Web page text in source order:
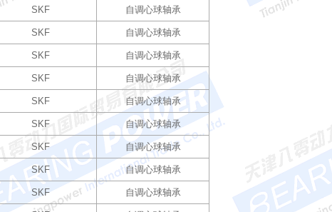
SKF 自调心球轴承
SKF 自调心球轴承
SKF 自调心球轴承
SKF 自调心球轴承
SKF 自调心球轴承
SKF 自调心球轴承
SKF 自调心球轴承
SKF 自调心球轴承
SKF 自调心球轴承